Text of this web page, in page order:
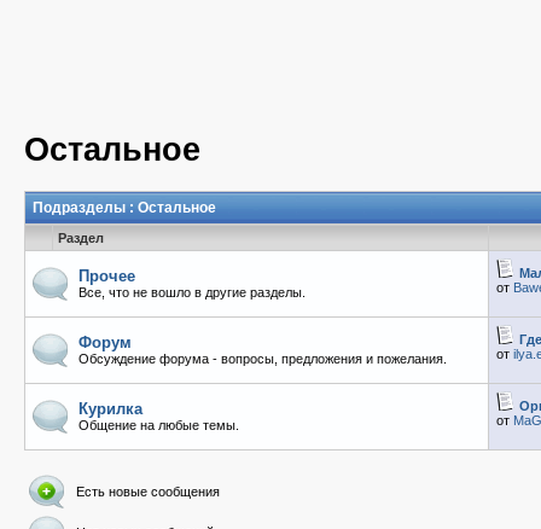
Остальное
Подразделы : Остальное
Раздел
Прочее
Все, что не вошло в другие разделы.
от
Форум
Обсуждение форума - вопросы, предложения и пожелания.
от
Курилка
Общение на любые темы.
от
Есть новые сообщения